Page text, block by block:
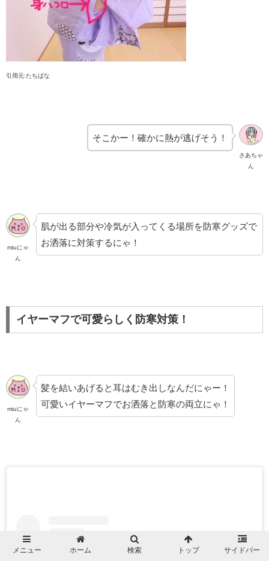
引用元:たちばな
さあちゃ
ん
そこかー！確かに熱が逃げそう！
miuにゃ
ん
肌が出る部分や冷気が入ってくる場所を防寒グッズで
お洒落に対策するにゃ！
イヤーマフで可愛らしく防寒対策！
miuにゃ
ん
髪を結いあげると耳はむき出しなんだにゃー！
可愛いイヤーマフでお洒落と防寒の両立にゃ！
メニュー ホーム 検索 トップ サイドバー